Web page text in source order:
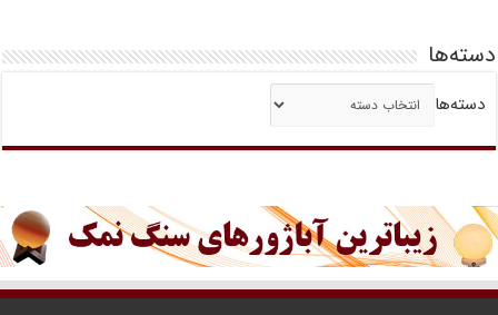
دسته‌ها
دسته‌ها